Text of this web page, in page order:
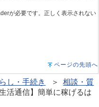
が必要です。正しく表示されない
ページの先頭へ
し・手続き ＞相談・質
活通信】簡単に稼げるは